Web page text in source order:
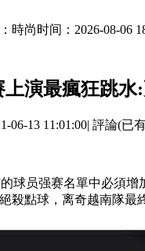
時尚时间：2026-08-06
上演最瘋狂跳
06-13 11:01:00| 評論(已
的球员强赛名單中必須增
殺點球 ，离奇越南隊